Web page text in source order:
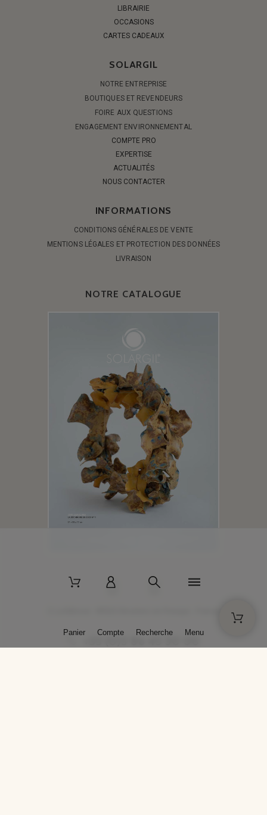
LIBRAIRIE
OCCASIONS
CARTES CADEAUX
SOLARGIL
NOTRE ENTREPRISE
BOUTIQUES ET REVENDEURS
FOIRE AUX QUESTIONS
ENGAGEMENT ENVIRONNEMENTAL
COMPTE PRO
EXPERTISE
ACTUALITÉS
NOUS CONTACTER
INFORMATIONS
CONDITIONS GÉNÉRALES DE VENTE
MENTIONS LÉGALES ET PROTECTION DES DONNÉES
LIVRAISON
NOTRE CATALOGUE
+33 (0)3 86 45 50 00
Panier Compte Recherche Menu